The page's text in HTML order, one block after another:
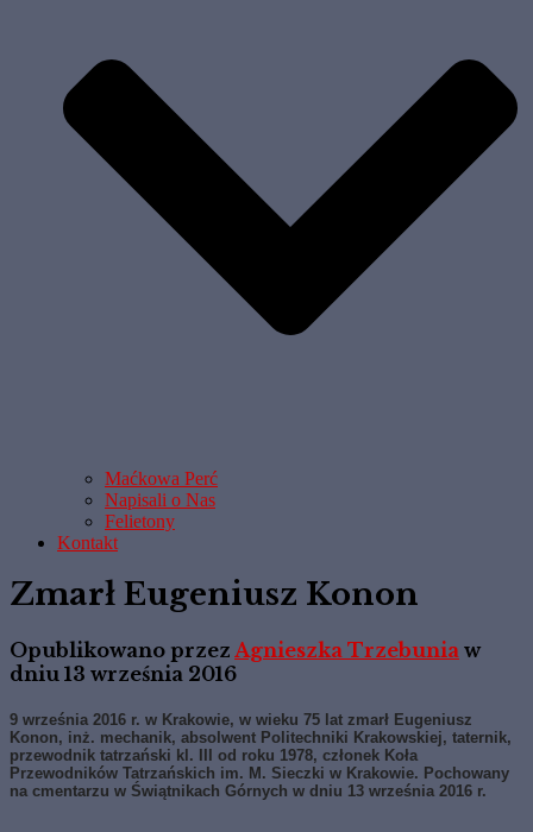
Maćkowa Perć
Napisali o Nas
Felietony
Kontakt
Zmarł Eugeniusz Konon
Opublikowano przez Agnieszka Trzebunia w
dniu 13 września 2016
9 września 2016 r. w Krakowie, w wieku 75 lat zmarł Eugeniusz
Konon, inż. mechanik, absolwent Politechniki Krakowskiej, taternik,
przewodnik tatrzański kl. III od roku 1978, członek Koła
Przewodników Tatrzańskich im. M. Sieczki w Krakowie. Pochowany
na cmentarzu w Świątnikach Górnych w dniu 13 września 2016 r.